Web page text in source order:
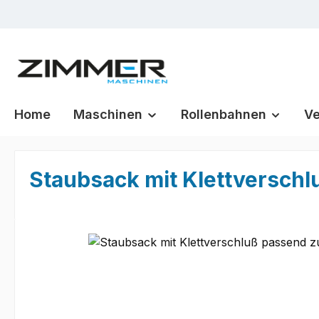
Home Maschinen Rollenbahnen
Staubsack mit
Bildergalerie überspringen